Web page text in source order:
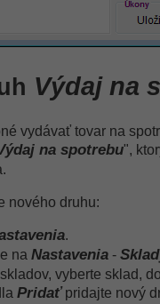
Výdaj na
vydávať tovar na
na spotrebu",
nového druhu:
.
na Nastavenia -
vyberte sklad,
Pridaťpridajte nový